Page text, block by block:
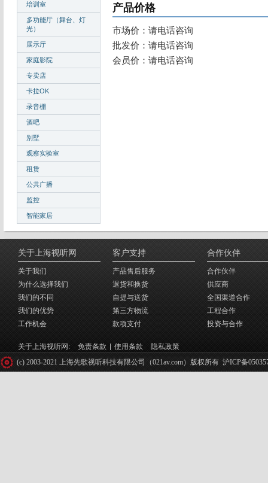
产品价格
市场价：请电话咨询
批发价：请电话咨询
会员价：请电话咨询
培训室
多功能厅（舞台、灯
光）
展示厅
家庭影院
专卖店
卡拉OK
录音棚
酒吧
别墅
观察实验室
租赁
公共广播
监控
智能家居
关于上海视听网
关于我们
为什么选择我们
我们的不同
我们的优势
工作机会
客户支持
产品售后服务
退货和换货
自提与送货
第三方物流
款项支付
合作伙伴
合作伙伴
供应商
全国渠道合作
工程合作
投资与合作
关于上海视听网: 免责条款 使用条款
隐私政策
(c) 2003-2021 上海先歌视听科技有限公司（021av.com）版权所有 沪ICP备